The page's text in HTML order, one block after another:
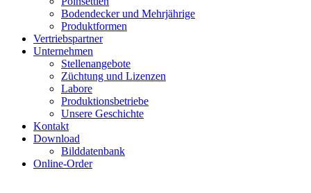
Bodendecker und Mehrjährige
Produktformen
Vertriebspartner
Unternehmen
Stellenangebote
Züchtung und Lizenzen
Labore
Produktionsbetriebe
Unsere Geschichte
Kontakt
Download
Bilddatenbank
Online-Order